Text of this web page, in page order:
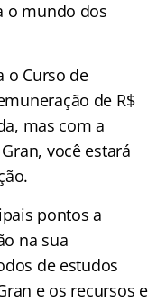
o mundo dos
o Curso de
de R$
mas com a
você estará
pontos a
na sua
de estudos
e os recursos e